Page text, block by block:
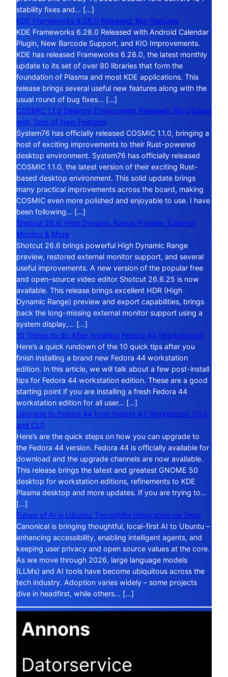
stability fixes and… […]
KDE Frameworks 6.28.0 Released: Key Features
KDE Frameworks 6.28.0 Released with Android Calendar
Plugin, New Barcode Support, and KIO Improvements.
KDE has released Frameworks 6.28.0, the latest monthly
update to its set of over 80 libraries that form the
foundation of Plasma and most KDE applications. This
release brings several useful new features along with the
usual round of bug fixes… […]
COSMIC 1.1.0 Desktop Environment Released: Big Update
with Tons of New Features
System76 has officially released COSMIC 1.1.0, bringing a
host of exciting improvements to their Rust-powered
desktop environment. System76 has officially released
COSMIC 1.1.0, the latest version of their exciting Rust-
based desktop environment. This solid update brings
many practical improvements across the board, making
COSMIC even more polished and enjoyable to use. I have
been following… […]
Shotcut 26.6: High Dynamic Range Preview, External
Monitor & More
Shotcut 26.6 brings powerful High Dynamic Range
preview, restored external monitor support, and several
useful improvements. A new version of the popular free
and open-source video editor Shotcut 26.6.25 is now
available. This release brings excellent HDR (High
Dynamic Range) preview and export capabilities, brings
back the long-missing external monitor support using a
system display,… […]
10 Things to do After Installing Fedora 44 (Workstation)
Here’s a quick rundown of the 10 quick tips after you
finish installing a brand new Fedora 44 workstation
edition. In this article, we will talk about a few post-install
tips for Fedora 44 workstation edition. These are a good
starting point if you are installing a fresh Fedora 44
workstation edition for all user… […]
Upgrade to Fedora 44 from Fedora 43 Workstation (GUI
and CLI)
Here’s are the quick steps on how you can upgrade to
the Fedora 44 version. Fedora 44 is officially available for
download and the upgrade channels are now available.
This release brings the latest and greatest GNOME 50
desktop for workstation editions, refinements to KDE
Plasma desktop and more updates. If you are trying to…
[…]
Future of AI in Ubuntu: Thoughtful Integration via Snap
Canonical is bringing thoughtful, local-first AI to Ubuntu –
enhancing accessibility, enabling intelligent agents, and
keeping user privacy and open source values at the core.
As we move through 2026, large language models
(LLMs) and AI tools have become ubiquitous across the
tech industry. Adoption varies widely – some projects
dive in headfirst, while others… […]
Annons
Datorservice